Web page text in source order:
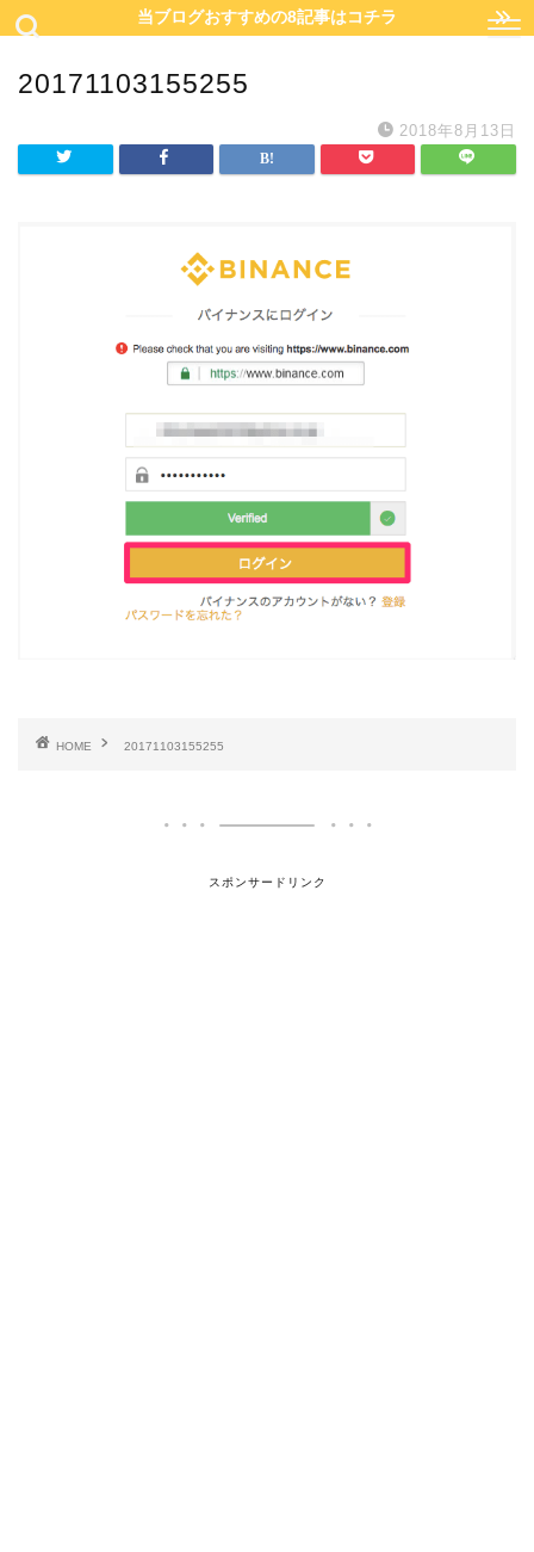
当ブログおすすめの8記事はコチラ
20171103155255
2018年8月13日
HOME 20171103155255
スポンサードリンク